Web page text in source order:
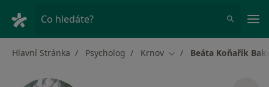
Co hledáte?
Hlavní Stránka Psycholog Krnov Změna města
Beáta Koňařík